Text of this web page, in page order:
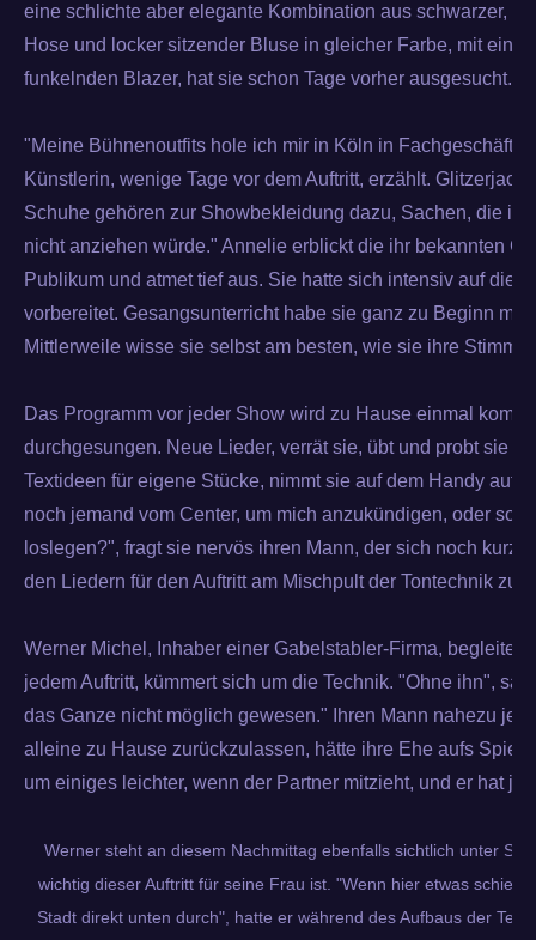
eine schlichte aber elegante Kombination aus schwarzer,
Hose und locker sitzender Bluse in gleicher Farbe, mit
funkelnden Blazer, hat sie schon Tage vorher ausgesucht.
"Meine Bühnenoutfits hole ich mir in Köln in
Künstlerin, wenige Tage vor dem Auftritt, erzählt.
Schuhe gehören zur Showbekleidung dazu, Sachen, die
nicht anziehen würde." Annelie erblickt die ihr bekannten
Publikum und atmet tief aus. Sie hatte sich intensiv auf
vorbereitet. Gesangsunterricht habe sie ganz zu Beginn mal
Mittlerweile wisse sie selbst am besten, wie sie ihre Stimme
Das Programm vor jeder Show wird zu Hause einmal
durchgesungen. Neue Lieder, verrät sie, übt und probt sie
Textideen für eigene Stücke, nimmt sie auf dem Handy auf.
noch jemand vom Center, um mich anzukündigen, oder soll
loslegen?", fragt sie nervös ihren Mann, der sich noch kurz
den Liedern für den Auftritt am Mischpult der Tontechnik
Werner Michel, Inhaber einer Gabelstabler-Firma, begleitet
jedem Auftritt, kümmert sich um die Technik. "Ohne ihn",
das Ganze nicht möglich gewesen." Ihren Mann nahezu
alleine zu Hause zurückzulassen, hätte ihre Ehe aufs Spiel
um einiges leichter, wenn der Partner mitzieht, und er hat ja
Werner steht an diesem Nachmittag ebenfalls sichtlich unter
wichtig dieser Auftritt für seine Frau ist. "Wenn hier etwas schief
Stadt direkt unten durch", hatte er während des Aufbaus der